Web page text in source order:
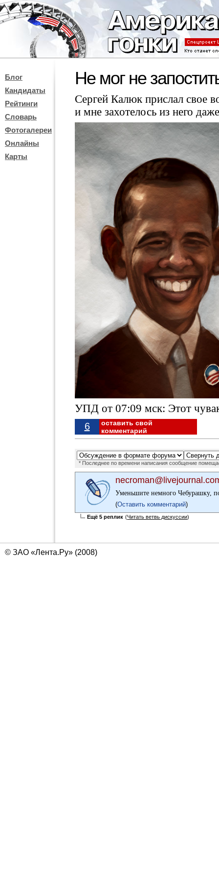
Блог
Кандидаты
Рейтинги
Словарь
Фотогалереи
Онлайны
Карты
Не мог не
Сергей Калюк прислал свое
и мне захотелось из него
УПД от 07:09 мск: Этот
6
оставить свой
комментарий
* Последнее по времени написания сообщение
Уменьшите немного Чебурашку,
(Оставить комментарий)
Ещё 5 реплик (Читать ветвь дискуссии)
© ЗАО «Лента.Ру» (2008)